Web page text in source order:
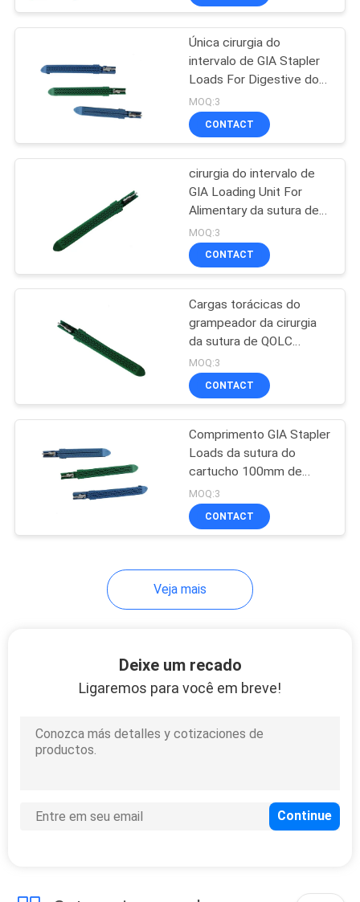
Sistema Cirúrgico
Ultrassônico
O cortador linear
endoscópico
recarrega
Escalpelo
Handpiece do
harmônico
Gerador do
harmônico
recarrega
Única cirurgia do
intervalo de GIA Stapler
Loads For Digestive do
uso
MOQ:3
CONTACT
cirurgia do intervalo de
GIA Loading Unit For
Alimentary da sutura de
80mm
MOQ:3
CONTACT
Cargas torácicas do
grampeador da cirurgia
da sutura de QOLC
6048L 60mm
MOQ:3
CONTACT
Comprimento GIA Stapler
Loads da sutura do
cartucho 100mm de
QOLC
MOQ:3
CONTACT
Veja mais
Deixe um recado
Ligaremos para você em breve!